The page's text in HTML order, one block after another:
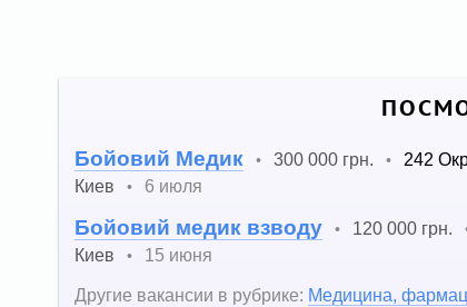
Бойовий Медик • 300 000 грн. •
242
Киев
• 6 июля
Бойовий медик взводу • 120 000 грн.
Киев
•
15 июня
Другие вакансии в рубрике: Медицина,